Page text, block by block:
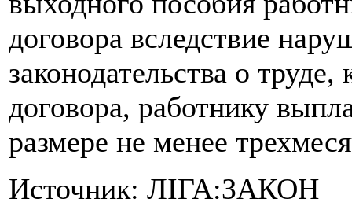
договора вследствие
законодательства о
договора, работнику
размере не менее
Источник: ЛІГА:ЗАКОН